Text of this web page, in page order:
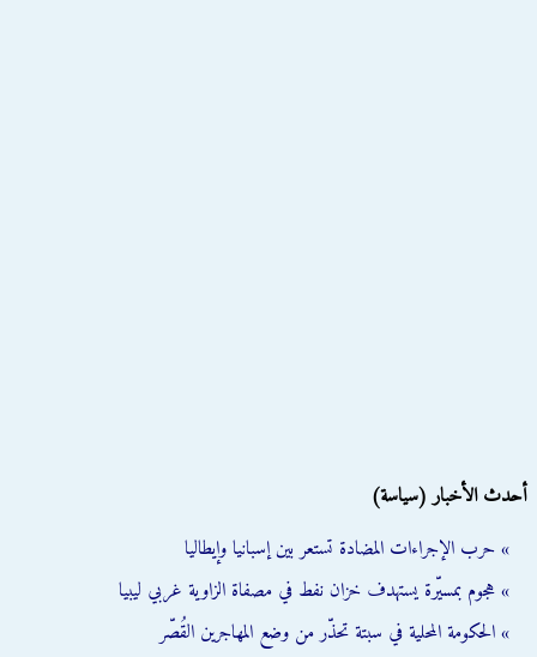
أحدث الأخبار (سياسة)
» حرب الإجراءات المضادة تستعر بين إسبانيا وإيطاليا
» هجوم بمسيّرة يستهدف خزان نفط في مصفاة الزاوية غربي ليبيا
» الحكومة المحلية في سبتة تحذّر من وضع المهاجرين القُصّر